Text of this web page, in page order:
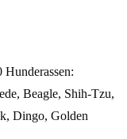
Beagle, Shih-Tzu,
Dingo, Golden